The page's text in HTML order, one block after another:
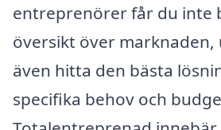
entreprenörer får du inte
översikt över marknaden,
även hitta den bästa
specifika behov och